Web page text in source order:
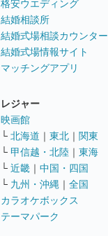
格安ウエディング
結婚相談所
結婚式場相談カウンター
結婚式場情報サイト
マッチングアプリ
レジャー
映画館
└ 北海道 ｜ 東北 ｜ 関東
└ 甲信越・北陸 ｜ 東海
└ 近畿 ｜ 中国・四国
└ 九州・沖縄 ｜ 全国
カラオケボックス
テーマパーク